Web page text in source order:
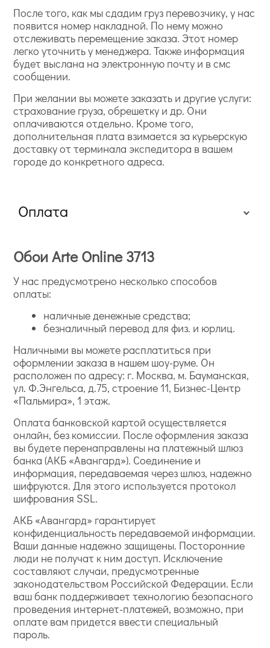
После того, как мы сдадим груз перевозчику, у нас
появится номер накладной. По нему можно
отслеживать перемещение заказа. Этот номер
легко уточнить у менеджера. Также информация
будет выслана на электронную почту и в смс
сообщении.
При желании вы можете заказать и другие услуги:
страхование груза, обрешетку и др. Они
оплачиваются отдельно. Кроме того,
дополнительная плата взимается за курьерскую
доставку от терминала экспедитора в вашем
городе до конкретного адреса.
Оплата
Обои Arte Online 3713
У нас предусмотрено несколько способов
оплаты:
наличные денежные средства;
безналичный перевод для физ. и юрлиц.
Наличными вы можете расплатиться при
оформлении заказа в нашем шоу-руме. Он
расположен по адресу: г. Москва, м. Бауманская,
ул. Ф.Энгельса, д.75, строение 11, Бизнес-Центр
«Пальмира», 1 этаж.
Оплата банковской картой осуществляется
онлайн, без комиссии. После оформления заказа
вы будете перенаправлены на платежный шлюз
банка (АКБ «Авангард»). Соединение и
информация, передаваемая через шлюз, надежно
шифруются. Для этого используется протокол
шифрования SSL.
АКБ «Авангард» гарантирует
конфиденциальность передаваемой информации.
Ваши данные надежно защищены. Посторонние
люди не получат к ним доступ. Исключение
составляют случаи, предусмотренные
законодательством Российской Федерации. Если
ваш банк поддерживает технологию безопасного
проведения интернет-платежей, возможно, при
оплате вам придется ввести специальный
пароль.